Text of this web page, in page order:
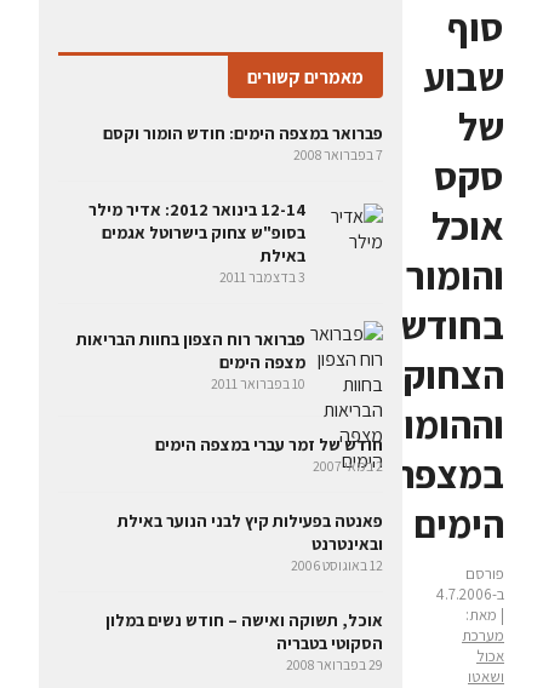
סוף
שבוע
של
סקס
אוכל
והומור
בחודש
הצחוק
וההומור
במצפה
הימים
פורסם
ב-4.7.2006
| מאת:
מערכת
אכול
ושאטו
מאמרים קשורים
פברואר במצפה הימים: חודש הומור וקסם
7 בפברואר 2008
12-14 בינואר 2012: אדיר מילר
בסופ"ש צחוק בישרוטל אגמים
באילת
3 בדצמבר 2011
פברואר רוח הצפון בחוות הבריאות
מצפה הימים
10 בפברואר 2011
חודש של זמר עברי במצפה הימים
2 במאי 2007
פאנטה בפעילות קיץ לבני הנוער באילת
ובאינטרנט
12 באוגוסט 2006
אוכל, תשוקה ואישה – חודש נשים במלון
הסקוטי בטבריה
29 בפברואר 2008